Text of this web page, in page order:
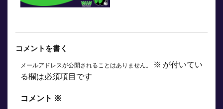
コメントを書く
メールアドレスが公開されることはありません。 ※ が付いてい
る欄は必須項目です
コメント ※